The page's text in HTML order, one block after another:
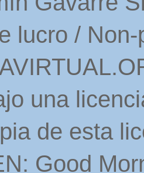
lucro /
una
de esta
Good